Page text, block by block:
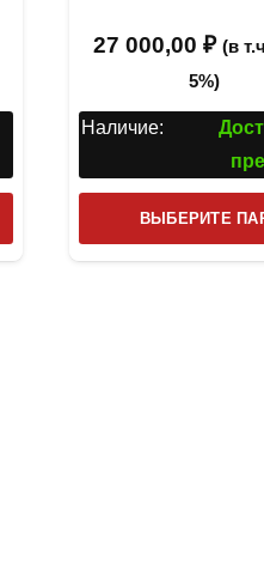
товар
27 000,00₽ (в
5%)
Наличие:
ВЫБЕРИТЕ